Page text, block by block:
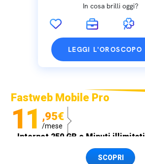
In cosa brilli oggi?
LEGGI L'OROSCOPO
Fastweb Mobile Pro
11 ,95€
/mese
Internet 250 GB e Minuti illimitati
Spedizione SIM GRATISSCOPRI